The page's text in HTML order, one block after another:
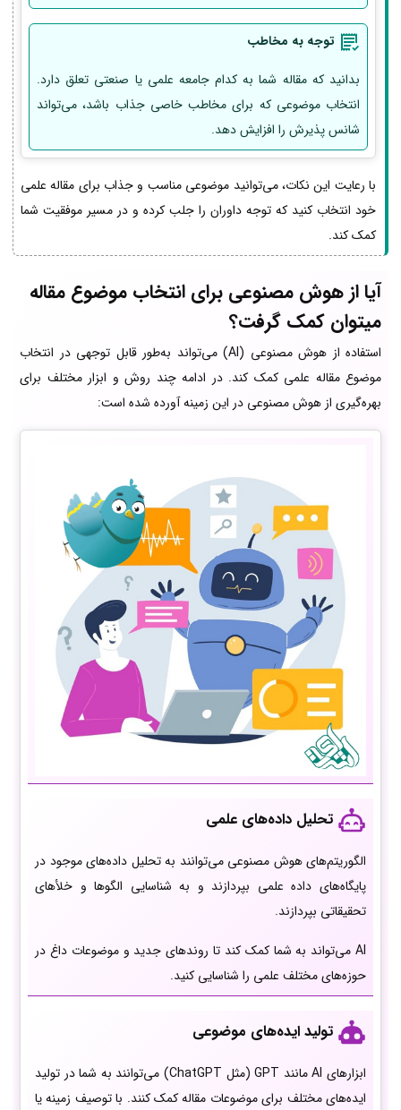
توجه به مخاطب
بدانید که مقاله شما به کدام جامعه علمی یا صنعتی تعلق دارد.
انتخاب موضوعی که برای مخاطب خاصی جذاب باشد، می‌تواند
شانس پذیرش را افزایش دهد.
با رعایت این نکات، می‌توانید موضوعی مناسب و جذاب برای مقاله علمی
خود انتخاب کنید که توجه داوران را جلب کرده و در مسیر موفقیت شما
کمک کند.
آیا از هوش مصنوعی برای انتخاب موضوع مقاله
میتوان کمک گرفت؟
استفاده از هوش مصنوعی (AI) می‌تواند به‌طور قابل توجهی در انتخاب
موضوع مقاله علمی کمک کند. در ادامه چند روش و ابزار مختلف برای
بهره‌گیری از هوش مصنوعی در این زمینه آورده شده است:
تحلیل داده‌های علمی
الگوریتم‌های هوش مصنوعی می‌توانند به تحلیل داده‌های موجود در
پایگاه‌های داده علمی بپردازند و به شناسایی الگوها و خلأهای
تحقیقاتی بپردازند.
AI می‌تواند به شما کمک کند تا روندهای جدید و موضوعات داغ در
حوزه‌های مختلف علمی را شناسایی کنید.
تولید ایده‌های موضوعی
ابزارهای AI مانند GPT (مثل ChatGPT) می‌توانند به شما در تولید
ایده‌های مختلف برای موضوعات مقاله کمک کنند. با توصیف زمینه یا